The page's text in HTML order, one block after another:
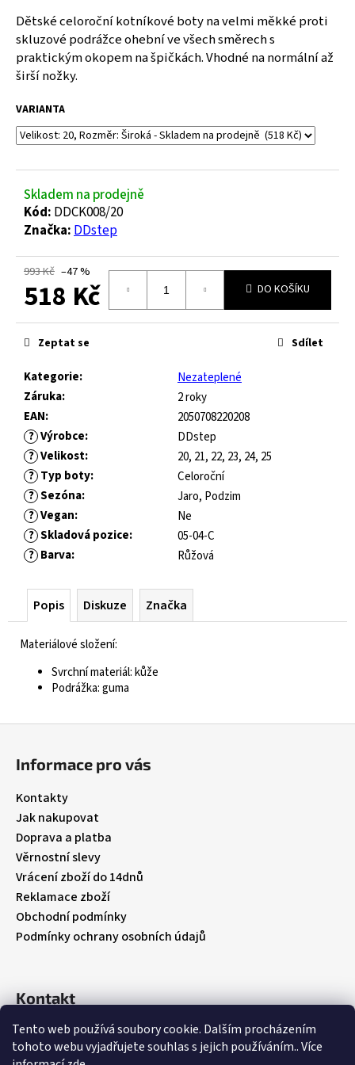
Tento web používá soubory cookie. Dalším procházením
tohoto webu vyjadřujete souhlas s jejich používáním.. Více
Dětské celoroční kotníkové boty na velmi měkké proti
skluzové podrážce ohební ve všech směrech s
praktickým okopem na špičkách. Vhodné na normální až
širší nožky.
VARIANTA
Skladem na prodejně
Kód: DDCK008/20
Značka:DDstep
993 Kč –47 %
518 Kč
Měrná
cena:
DO KOŠÍKU
Kategorie:
Nezateplené
Záruka:
2 roky
EAN:
2050708220208
? Výrobce:
DDstep
? Velikost:
20, 21, 22, 23, 24, 25
? Typ boty:
Celoroční
? Sezóna:
Jaro, Podzim
? Vegan:
Ne
? Skladová pozice:
05-04-C
? Barva: Růžová
Zeptat se Sdílet
Popis Diskuze Značka
Materiálové složení:
Svrchní materiál: kůže
Podrážka: guma
a
j
í
t
?
D
o
o
r
u
u
m
e
JOMA
HORIZON
JUNIOR
BAREFOOT
2604
BLUE
547
Kč
Původně:
Informace pro vás
Kontakty
Jak nakupovat
Doprava a platba
Věrnostní slevy
Vrácení zboží do 14dnů
Reklamace zboží
Obchodní podmínky
Podmínky ochrany osobních údajů
Kontakt
info@ babybebare.cz
Facebook